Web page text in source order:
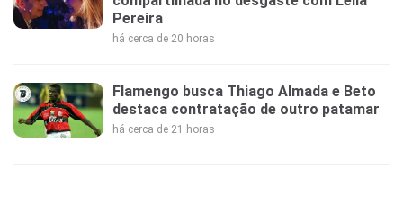
Pereira
há cerca de 20 horas
Flamengo busca Thiago Almada e Beto
destaca contratação de outro patamar
há cerca de 21 horas